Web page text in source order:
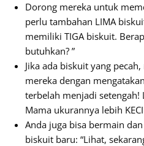
Dorong mereka untuk
perlu tambahan LIMA
memiliki TIGA biskuit.
butuhkan? ”
Jika ada biskuit yang
mereka dengan
terbelah menjadi setengah!
Mama ukurannya lebih
Anda juga bisa bermain
biskuit baru: “Lihat,